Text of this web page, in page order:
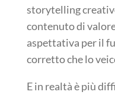
storytelling
contenuto di
aspettativa per il
corretto che lo
E in realtà è più